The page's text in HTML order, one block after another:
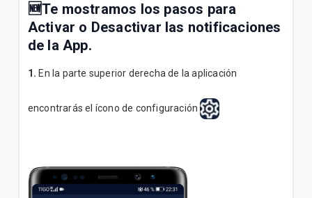
Siempre conectado con el Roaming de Tigo✈️
Actualización de tu Buzón de Voz en fecha 23-04📩
Tigo Flex: Todo lo que necesitás saber de tu
¿Cómo puedo comprar Paquetigos con mi Banco o
Homebanking?
🆕Te mostramos los pasos para
Activar o Desactivar las notificaciones
de la App.
1. En la parte superior derecha de la aplicación
encontrarás el ícono de configuración